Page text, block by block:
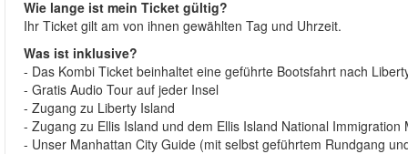
Wie lange ist mein Ticket gültig?
Ihr Ticket gilt am von ihnen gewählten Tag und Uhrzeit.
Was ist inklusive?
- Das Kombi Ticket beinhaltet eine geführte Bootsfahrt nach
- Gratis Audio Tour auf jeder Insel
- Zugang zu Liberty Island
- Zugang zu Ellis Island und dem Ellis Island National Immigration
- Unser Manhattan City Guide (mit selbst geführtem Rundgang